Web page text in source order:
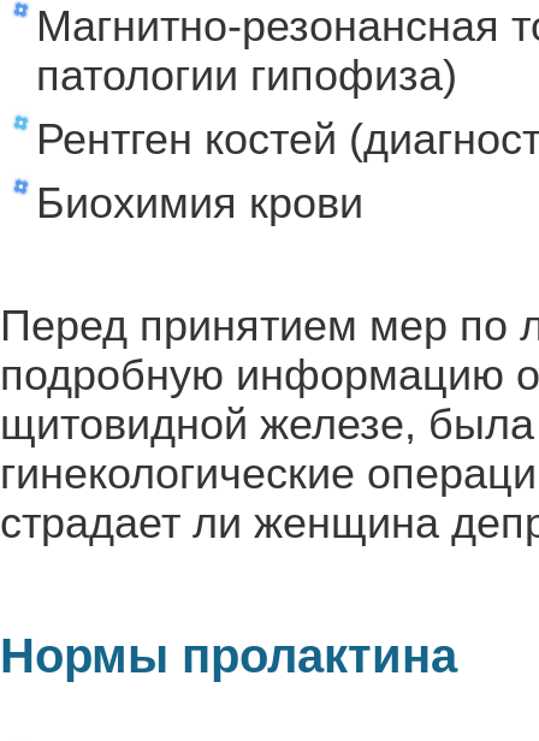
Магнитно-резонансная
патологии гипофиза)
Рентген костей
Биохимия крови
Перед принятием мер по
подробную информацию о
щитовидной железе,
гинекологические
страдает ли женщина
Нормы пролактина